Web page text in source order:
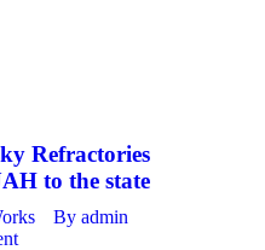
Refractories
to the state
By admin